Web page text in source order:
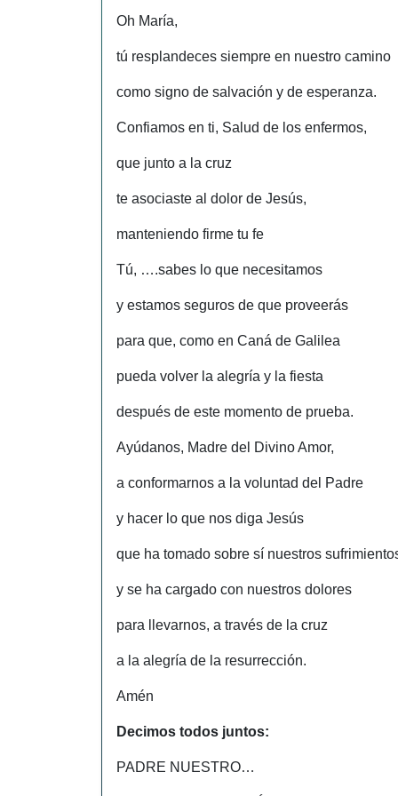
Oh María,
tú resplandeces siempre en nuestro camino
como signo de salvación y de esperanza.
Confiamos en ti, Salud de los enfermos,
que junto a la cruz
te asociaste al dolor de Jesús,
manteniendo firme tu fe
Tú, ….sabes lo que necesitamos
y estamos seguros de que proveerás
para que, como en Caná de Galilea
pueda volver la alegría y la fiesta
después de este momento de prueba.
Ayúdanos, Madre del Divino Amor,
a conformarnos a la voluntad del Padre
y hacer lo que nos diga Jesús
que ha tomado sobre sí nuestros
y se ha cargado con nuestros dolores
para llevarnos, a través de la cruz
a la alegría de la resurrección.
Amén
Decimos todos juntos:
PADRE NUESTRO…